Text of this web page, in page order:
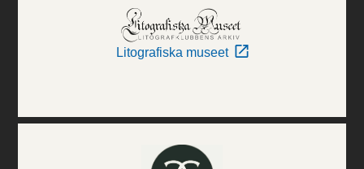
Litografiska museet